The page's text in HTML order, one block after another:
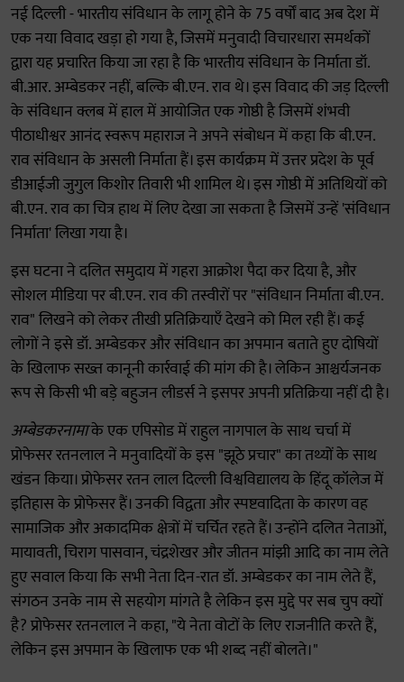
नई दिल्ली - भारतीय संविधान के लागू होने के 75 वर्षों बाद अब देश में
एक नया विवाद खड़ा हो गया है, जिसमें मनुवादी विचारधारा समर्थकों
द्वारा यह प्रचारित किया जा रहा है कि भारतीय संविधान के निर्माता डॉ.
बी.आर. अम्बेडकर नहीं, बल्कि बी.एन. राव थे। इस विवाद की जड़ दिल्ली
के संविधान क्लब में हाल में आयोजित एक गोष्ठी है जिसमें शंभवी
पीठाधीश्वर आनंद स्वरूप महाराज ने अपने संबोधन में कहा कि बी.एन.
राव संविधान के असली निर्माता हैं। इस कार्यक्रम में उत्तर प्रदेश के पूर्व
डीआईजी जुगुल किशोर तिवारी भी शामिल थे। इस गोष्ठी में अतिथियों को
बी.एन. राव का चित्र हाथ में लिए देखा जा सकता है जिसमें उन्हें 'संविधान
निर्माता' लिखा गया है।
इस घटना ने दलित समुदाय में गहरा आक्रोश पैदा कर दिया है, और
सोशल मीडिया पर बी.एन. राव की तस्वीरों पर "संविधान निर्माता बी.एन.
राव" लिखने को लेकर तीखी प्रतिक्रियाएँ देखने को मिल रही हैं। कई
लोगों ने इसे डॉ. अम्बेडकर और संविधान का अपमान बताते हुए दोषियों
के खिलाफ सख्त कानूनी कार्रवाई की मांग की है। लेकिन आश्चर्यजनक
रूप से किसी भी बड़े बहुजन लीडर्स ने इसपर अपनी प्रतिक्रिया नहीं दी है।
अम्बेडकरनामाके एक एपिसोड में राहुल नागपाल के साथ चर्चा में
प्रोफेसर रतनलाल ने मनुवादियों के इस "झूठे प्रचार" का तथ्यों के साथ
खंडन किया। प्रोफेसर रतन लाल दिल्ली विश्वविद्यालय के हिंदू कॉलेज में
इतिहास के प्रोफेसर हैं। उनकी विद्वता और स्पष्टवादिता के कारण वह
सामाजिक और अकादमिक क्षेत्रों में चर्चित रहते हैं। उन्होंने दलित नेताओं,
मायावती, चिराग पासवान, चंद्रशेखर और जीतन मांझी आदि का नाम लेते
हुए सवाल किया कि सभी नेता दिन-रात डॉ. अम्बेडकर का नाम लेते हैं,
संगठन उनके नाम से सहयोग मांगते है लेकिन इस मुद्दे पर सब चुप क्यों
है? प्रोफेसर रतनलाल ने कहा, "ये नेता वोटों के लिए राजनीति करते हैं,
लेकिन इस अपमान के खिलाफ एक भी शब्द नहीं बोलते।"